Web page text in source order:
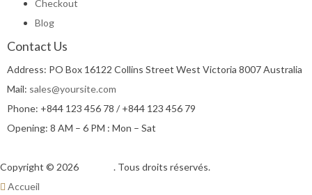
Checkout
Blog
Contact Us
Address: PO Box 16122 Collins Street West Victoria 8007 Australia
Mail: sales@yoursite.com
Phone: +844 123 456 78 / +844 123 456 79
Opening: 8 AM – 6 PM : Mon – Sat
Copyright © 2026
. Tous droits réservés.
Accueil